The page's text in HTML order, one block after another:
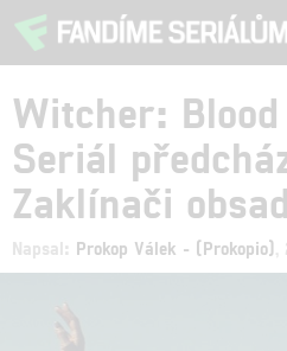
Witcher:
Seriál
Zaklínači
Napsal: Prokop Válek - (Prokopio)